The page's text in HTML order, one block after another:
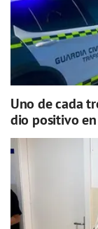
Uno de cada
dio positivo